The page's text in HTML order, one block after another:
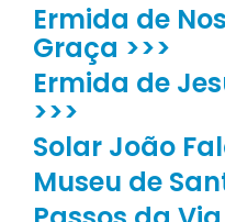
Ermida de
Graça >>>
Ermida de
>>>
Solar João
Museu de